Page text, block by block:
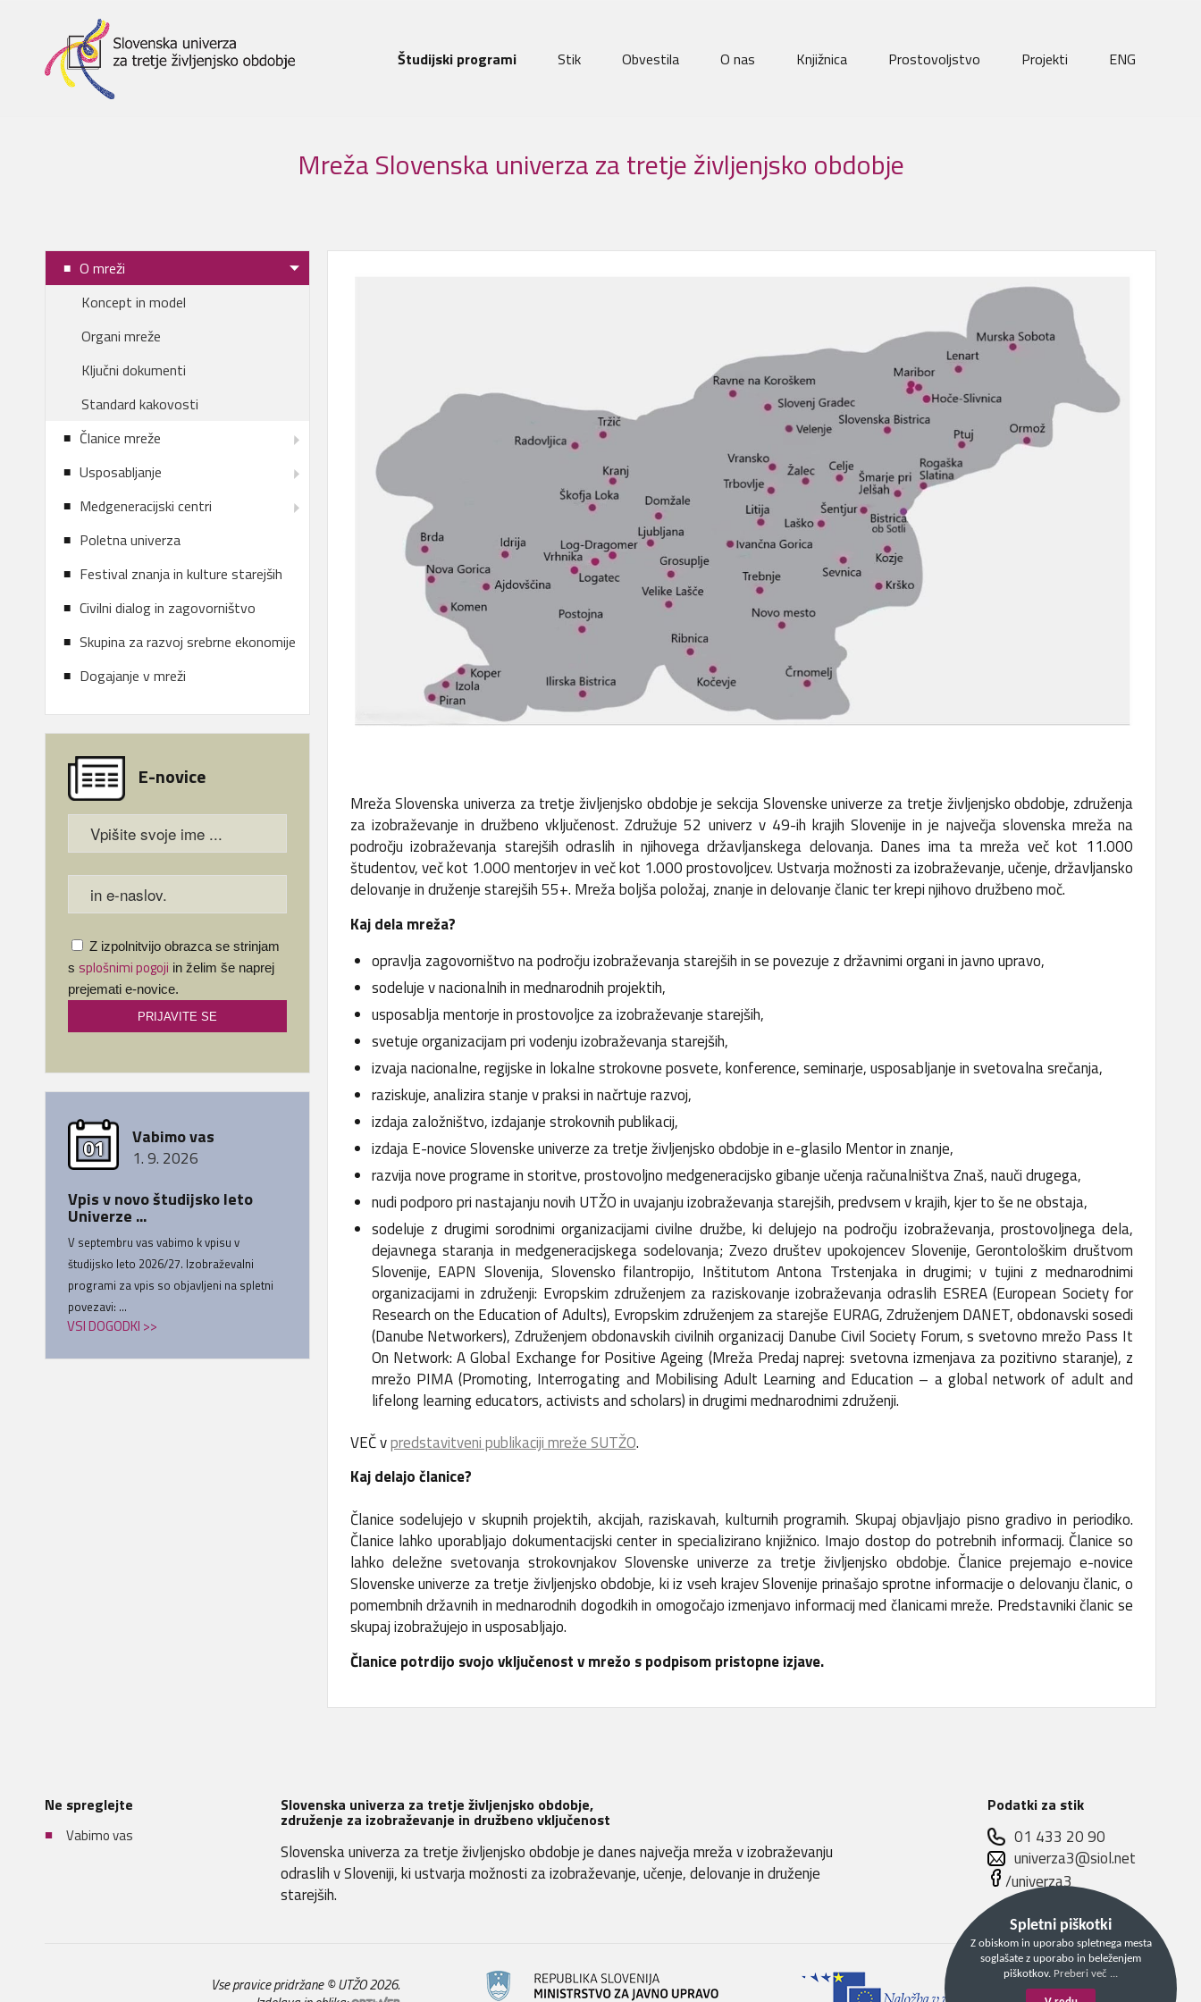
Študijski programi Stik Obvestila O nas Knjižnica Prostovoljstvo Projekti ENG
Mreža Slovenska univerza za tretje življenjsko obdobje
O mreži
Koncept in model
Organi mreže
Ključni dokumenti
Standard kakovosti
Članice mreže
Usposabljanje
Medgeneracijski centri
Poletna univerza
Festival znanja in kulture starejših
Civilni dialog in zagovorništvo
Skupina za razvoj srebrne ekonomije
Dogajanje v mreži
E-novice
Z izpolnitvijo obrazca se strinjam
s splošnimi pogoji in želim še naprej
prejemati e-novice.
01 Vabimo vas
1. 9. 2026
Vpis v novo študijsko leto
Univerze ...
V septembru vas vabimo k vpisu v
študijsko leto 2026/27. Izobraževalni
programi za vpis so objavljeni na spletni
povezavi: ...
VSI DOGODKI >>
Mreža Slovenska univerza za tretje življenjsko obdobje je sekcija Slovenske univerze za tretje življenjsko obdobje, združenja
za izobraževanje in družbeno vključenost. Združuje 52 univerz v 49-ih krajih Slovenije in je največja slovenska mreža na
področju izobraževanja starejših odraslih in njihovega državljanskega delovanja. Danes ima ta mreža več kot 11.000
študentov, več kot 1.000 mentorjev in več kot 1.000 prostovoljcev. Ustvarja možnosti za izobraževanje, učenje, državljansko
delovanje in druženje starejših 55+. Mreža boljša položaj, znanje in delovanje članic ter krepi njihovo družbeno moč.
Kaj dela mreža?
opravlja zagovorništvo na področju izobraževanja starejših in se povezuje z državnimi organi in javno upravo,
sodeluje v nacionalnih in mednarodnih projektih,
usposablja mentorje in prostovoljce za izobraževanje starejših,
svetuje organizacijam pri vodenju izobraževanja starejših,
izvaja nacionalne, regijske in lokalne strokovne posvete, konference, seminarje, usposabljanje in svetovalna srečanja,
raziskuje, analizira stanje v praksi in načrtuje razvoj,
izdaja založništvo, izdajanje strokovnih publikacij,
izdaja E-novice Slovenske univerze za tretje življenjsko obdobje in e-glasilo Mentor in znanje,
razvija nove programe in storitve, prostovoljno medgeneracijsko gibanje učenja računalništva Znaš, nauči drugega,
nudi podporo pri nastajanju novih UTŽO in uvajanju izobraževanja starejših, predvsem v krajih, kjer to še ne obstaja,
sodeluje z drugimi sorodnimi organizacijami civilne družbe, ki delujejo na področju izobraževanja, prostovoljnega dela,
dejavnega staranja in medgeneracijskega sodelovanja; Zvezo društev upokojencev Slovenije, Gerontološkim društvom
Slovenije, EAPN Slovenija, Slovensko filantropijo, Inštitutom Antona Trstenjaka in drugimi; v tujini z mednarodnimi
organizacijami in združenji: Evropskim združenjem za raziskovanje izobraževanja odraslih ESREA (European Society for
Research on the Education of Adults), Evropskim združenjem za starejše EURAG, Združenjem DANET, obdonavski sosedi
(Danube Networkers), Združenjem obdonavskih civilnih organizacij Danube Civil Society Forum, s svetovno mrežo Pass It
On Network: A Global Exchange for Positive Ageing (Mreža Predaj naprej: svetovna izmenjava za pozitivno staranje), z
mrežo PIMA (Promoting, Interrogating and Mobilising Adult Learning and Education – a global network of adult and
lifelong learning educators, activists and scholars) in drugimi mednarodnimi združenji.
VEČ vpredstavitveni publikaciji mreže SUTŽO.
Kaj delajo članice?
Članice sodelujejo v skupnih projektih, akcijah, raziskavah, kulturnih programih. Skupaj objavljajo pisno gradivo in periodiko.
Članice lahko uporabljajo dokumentacijski center in specializirano knjižnico. Imajo dostop do potrebnih informacij. Članice so
lahko deležne svetovanja strokovnjakov Slovenske univerze za tretje življenjsko obdobje. Članice prejemajo e-novice
Slovenske univerze za tretje življenjsko obdobje, ki iz vseh krajev Slovenije prinašajo sprotne informacije o delovanju članic, o
pomembnih državnih in mednarodnih dogodkih in omogočajo izmenjavo informacij med članicami mreže. Predstavniki članic se
skupaj izobražujejo in usposabljajo.
Članice potrdijo svojo vključenost v mrežo s podpisom pristopne izjave.
Spletni piškotki
Z obiskom in uporabo spletnega mesta
soglašate z uporabo in beleženjem
piškotkov. Preberi več ...
Ne spreglejte
Vabimo vas
Slovenska univerza za tretje življenjsko obdobje,
združenje za izobraževanje in družbeno vključenost
Slovenska univerza za tretje življenjsko obdobje je danes največja mreža v izobraževanju
odraslih v Sloveniji, ki ustvarja možnosti za izobraževanje, učenje, delovanje in druženje
starejših.
Podatki za stik
01 433 20 90
univerza3@siol.net
/univerza3
Vse pravice pridržane © UTŽO 2026.